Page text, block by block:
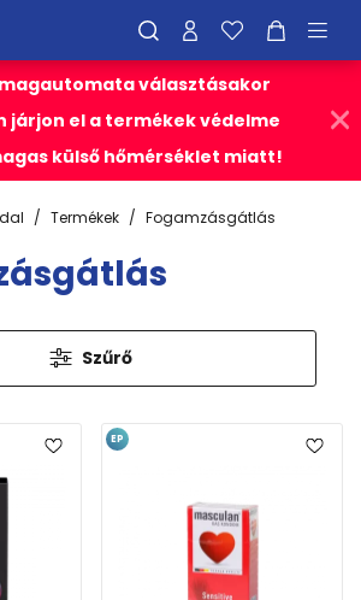
választásakor
járjon el a termékek védelme
külső hőmérséklet miatt!
Termékek Fogamzásgátlás
Szűrő
EP